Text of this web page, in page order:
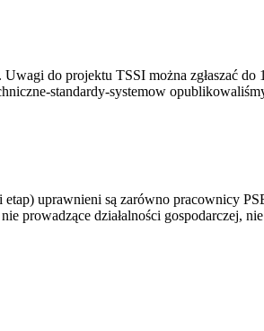
do projektu TSSI można zgłaszać do
standardy-systemow
uprawnieni są zarówno pracownicy
prowadzące działalności gospodarczej,